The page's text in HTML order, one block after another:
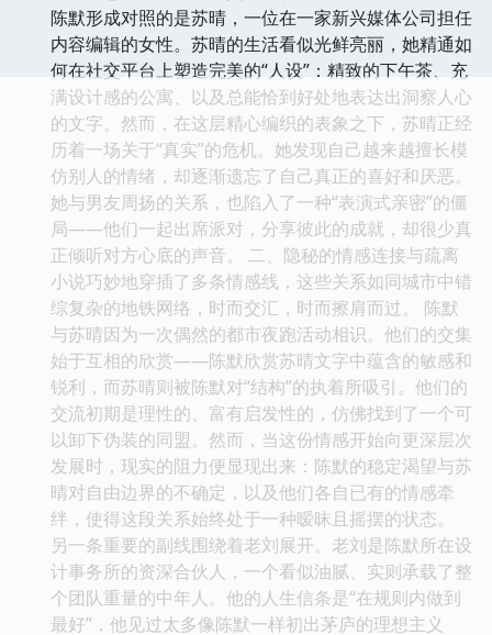
陈默形成对照的是苏晴，一位在一家新兴媒体公司担任
内容编辑的女性。苏晴的生活看似光鲜亮丽，她精通如
何在社交平台上塑造完美的“人设”：精致的下午茶、充
满设计感的公寓、以及总能恰到好处地表达出洞察人心
的文字。然而，在这层精心编织的表象之下，苏晴正经
历着一场关于“真实”的危机。她发现自己越来越擅长模
仿别人的情绪，却逐渐遗忘了自己真正的喜好和厌恶。
她与男友周扬的关系，也陷入了一种“表演式亲密”的僵
局——他们一起出席派对，分享彼此的成就，却很少真
正倾听对方心底的声音。 二、隐秘的情感连接与疏离
小说巧妙地穿插了多条情感线，这些关系如同城市中错
综复杂的地铁网络，时而交汇，时而擦肩而过。 陈默
与苏晴因为一次偶然的都市夜跑活动相识。他们的交集
始于互相的欣赏——陈默欣赏苏晴文字中蕴含的敏感和
锐利，而苏晴则被陈默对“结构”的执着所吸引。他们的
交流初期是理性的、富有启发性的，仿佛找到了一个可
以卸下伪装的同盟。然而，当这份情感开始向更深层次
发展时，现实的阻力便显现出来：陈默的稳定渴望与苏
晴对自由边界的不确定，以及他们各自已有的情感牵
绊，使得这段关系始终处于一种暧昧且摇摆的状态。
另一条重要的副线围绕着老刘展开。老刘是陈默所在设
计事务所的资深合伙人，一个看似油腻、实则承载了整
个团队重量的中年人。他的人生信条是“在规则内做到
最好”，他见过太多像陈默一样初出茅庐的理想主义